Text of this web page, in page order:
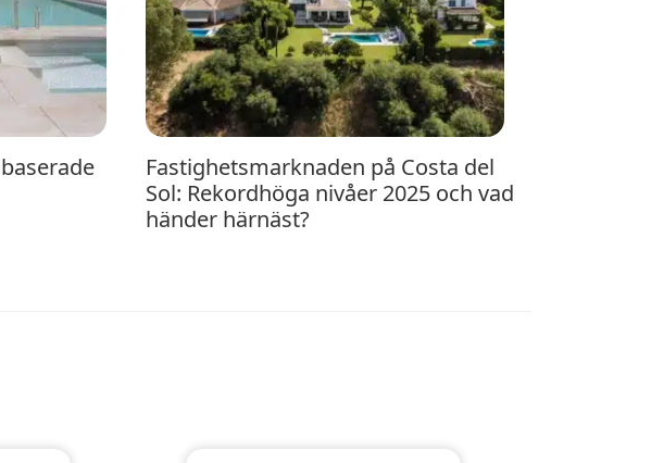
Fastighetsmarknaden på Costa del
Sol: Rekordhöga nivåer 2025 och vad
händer härnäst?